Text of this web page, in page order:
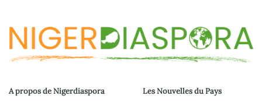
A propos de Nigerdiaspora Les Nouvelles du Pays